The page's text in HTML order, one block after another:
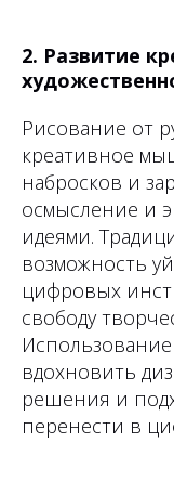
2. Развитие
Рисование от
креативное
набросков и
осмысление и
идеями.
возможность
цифровых
свободу
вдохновить
решения и
перенести в